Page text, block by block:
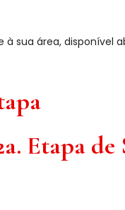
sua área, disponível
Etapa de